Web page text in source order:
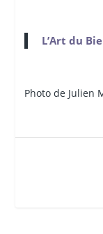
L’Art du
Photo de Julien